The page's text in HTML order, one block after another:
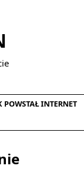
POWSTAŁ INTERNET